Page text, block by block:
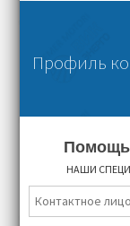
Профиль
Помощь
НАШИ